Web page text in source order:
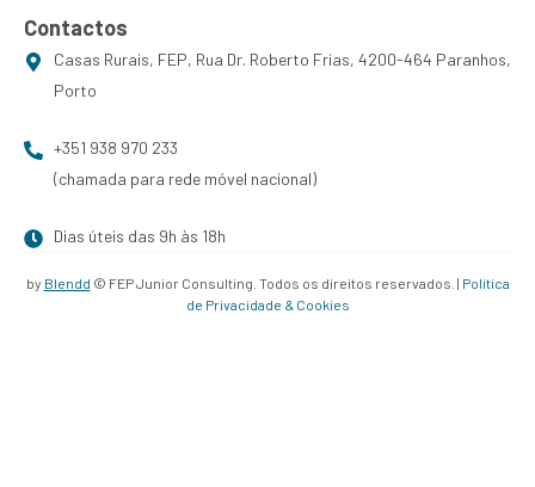
Contactos
Casas Rurais, FEP, Rua Dr. Roberto Frias, 4200-464 Paranhos,
Porto
+351 938 970 233
(chamada para rede móvel nacional)
Dias úteis das 9h às 18h
by Blendd © FEP Junior Consulting. Todos os direitos reservados. | Política
de Privacidade & Cookies